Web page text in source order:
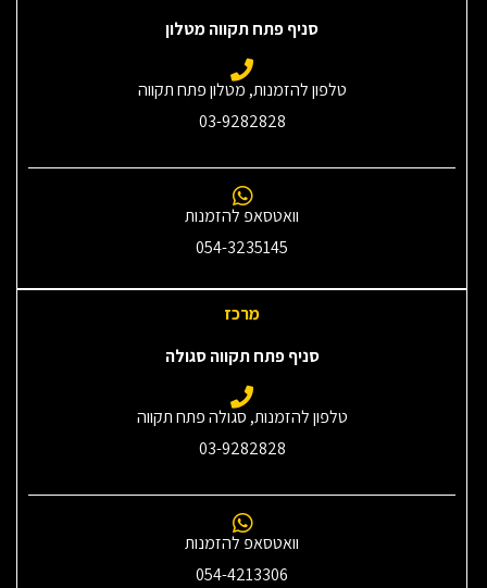
סניף פתח תקווה מטלון
טלפון להזמנות, מטלון פתח תקווה
03-9282828
וואטסאפ להזמנות
054-3235145‎
מרכז
סניף פתח תקווה סגולה
טלפון להזמנות, סגולה פתח תקווה
03-9282828
וואטסאפ להזמנות
054-4213306